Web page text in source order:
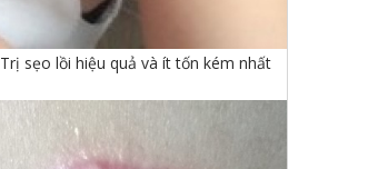
Trị sẹo lồi hiệu quả và ít tốn kém nhất